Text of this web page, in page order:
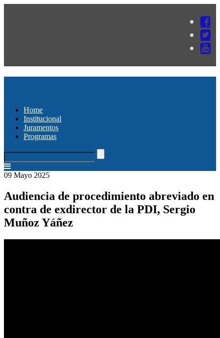
Home
Institucional
Juramentos
Programas
09 Mayo 2025
Audiencia de procedimiento abreviado en
contra de exdirector de la PDI, Sergio
Muñoz Yáñez